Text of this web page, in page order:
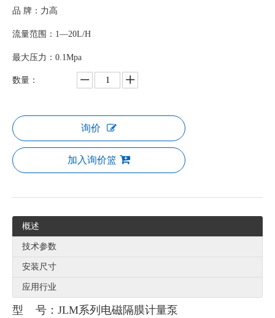
品 牌：力高
流量范围：1—20L/H
最大压力：0.1Mpa
数量：
询价
加入询价篮
概述
技术参数
安装尺寸
应用行业
型 号：JLM系列电磁隔膜计量泵